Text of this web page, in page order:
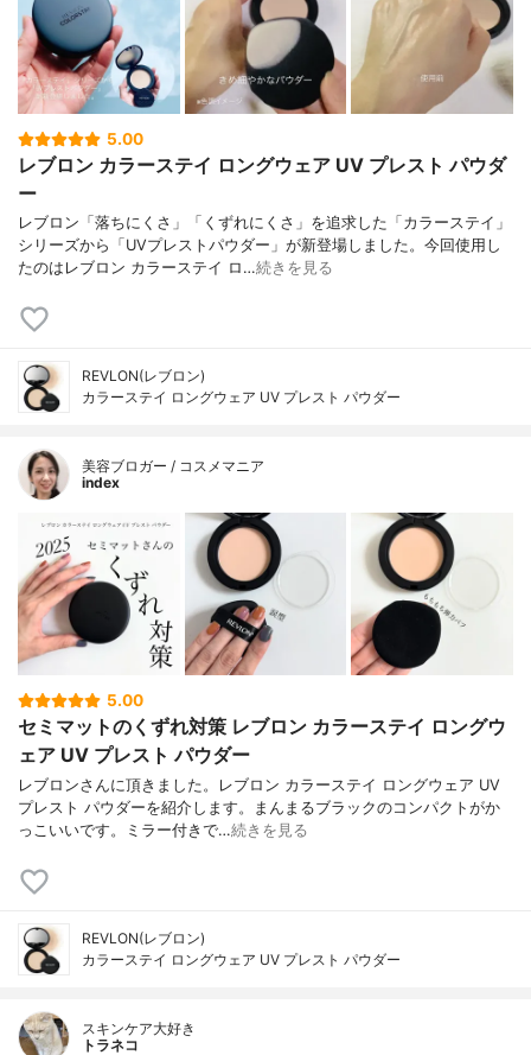
5.00
レブロン カラーステイ ロングウェア UV プレスト パウダ
ー
レブロン「落ちにくさ」「くずれにくさ」を追求した「カラーステイ」
シリーズから「UVプレストパウダー」が新登場しました。今回使用し
たのはレブロン カラーステイ ロ…続きを見る
REVLON(レブロン)
カラーステイ ロングウェア UV プレスト パウダー
美容ブロガー / コスメマニア
index
5.00
セミマットのくずれ対策 レブロン カラーステイ ロングウ
ェア UV プレスト パウダー
レブロンさんに頂きました。レブロン カラーステイ ロングウェア UV
プレスト パウダーを紹介します。まんまるブラックのコンパクトがか
っこいいです。ミラー付きで…続きを見る
REVLON(レブロン)
カラーステイ ロングウェア UV プレスト パウダー
スキンケア大好き
トラネコ